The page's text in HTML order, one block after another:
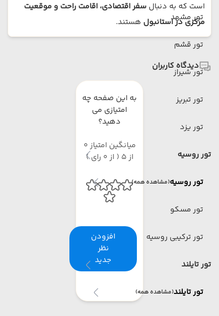
تور مشهد
تور قشم
تور شیراز
تور تبریز
تور یزد
تور روسیه
تور روسیه(مشاهده همه)
تور مسکو
تور ترکیبی روسیه
تور تایلند
تور تایلند(مشاهده همه)
است که به دنبال سفر اقتصادی، اقامت راحت و موقعیت
مرکزی در استانبول هستند.
دیدگاه کاربران
به این صفحه چه
امتیازی می
دهید؟
میانگین امتیاز 0
از 5 ( از 0 رای )
افزودن
نظر
جدید